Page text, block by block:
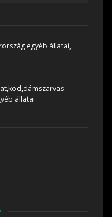
egyéb állatai,
állatai